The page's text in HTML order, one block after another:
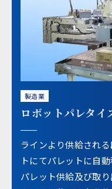
製造業
ロボットパレタイ
ラインより供給され
トにてパレットに自動
パレット供給及び取り